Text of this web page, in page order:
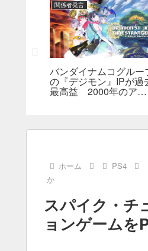
関係者発言
バンダイナムコグルー
の『デジモン』IPが過
最高益 2000年のアニ
ホーム PS4
か
スパイク・チ
ョンゲームを